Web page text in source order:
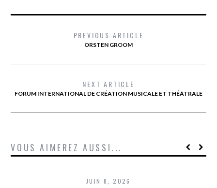
PREVIOUS ARTICLE
ORSTEN GROOM
NEXT ARTICLE
FORUM INTERNATIONAL DE CRÉATION MUSICALE ET THÉÂTRALE
VOUS AIMEREZ AUSSI...
JUIN 8, 2026